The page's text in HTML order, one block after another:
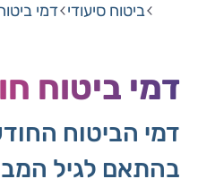
ביטוח סיעודי דמי
דמי ביטוח
דמי הביטוח
בהתאם לגיל